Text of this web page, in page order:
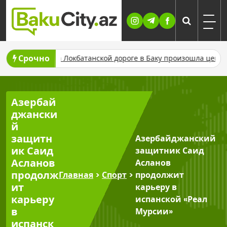
Skip
content
Срочно
На Локбатанской дороге в Баку произошла цепная
Азербай
джански
й
защитн
ик Саид
Асланов
продолж
ит
карьеру
в
испанск
Главная > Спорт >
Азербайджанский
защитник Саид
Асланов
продолжит
карьеру в
испанской «Реал
Мурсии»